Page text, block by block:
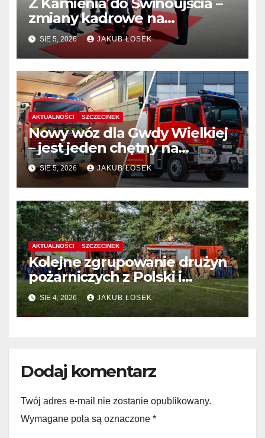
Z Kamienia do Świnoujścia –
zmiany kadrowe na
stanowiskach komendantów
SIE 5, 2026 JAKUB ŁOSEK
AKTUALNOŚCI SZCZECINEK
Nowy wóz dla Gwdy Wielkiej
– jest jeden chętny na
dostawę
SIE 5, 2026 JAKUB ŁOSEK
AKTUALNOŚCI SZCZECINEK
Kolejne zgrupowanie drużyn
pożarniczych z Polski i
Niemiec w regionie
SIE 4, 2026 JAKUB ŁOSEK
Dodaj komentarz
Twój adres e-mail nie zostanie opublikowany.
Wymagane pola są oznaczone *